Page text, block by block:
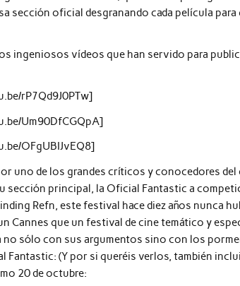
sección oficial desgranando cada película
ingeniosos vídeos que han servido para
rP7Qd9J0PTw]
Um90DfCGQpA]
OFgUBIJvEQ8]
uno de los grandes críticos y conocedores del
sección principal, la Oficial Fantastic a
Refn, este festival hace diez años nunca
Cannes que un festival de cine temático y
sólo con sus argumentos sino con los
Fantastic: (Y por si queréis verlos, también
20 de octubre: